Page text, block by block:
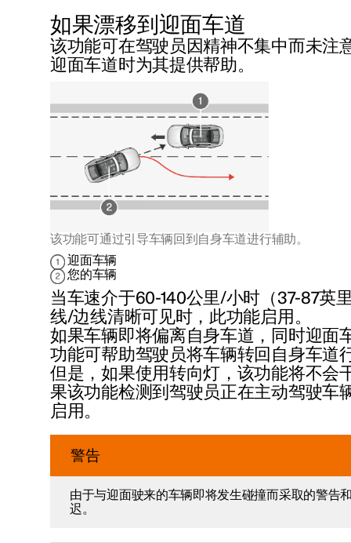
如果漂移到迎面车道
该功能可在驾驶员因精神不集中而未注
迎面车道时为其提供帮助。
该功能可通过引导车辆回到自身车道进行辅助。
迎面车辆
您的车辆
当车速介于60-140公里/小时（37-87英
线/边线清晰可见时，此功能启用。
如果车辆即将偏离自身车道，同时迎面
功能可帮助驾驶员将车辆转回自身车道
但是，如果使用转向灯，该功能将不会
果该功能检测到驾驶员正在主动驾驶车
启用。
警告
由于与迎面驶来的车辆即将发生碰撞而采取的警告
迟。